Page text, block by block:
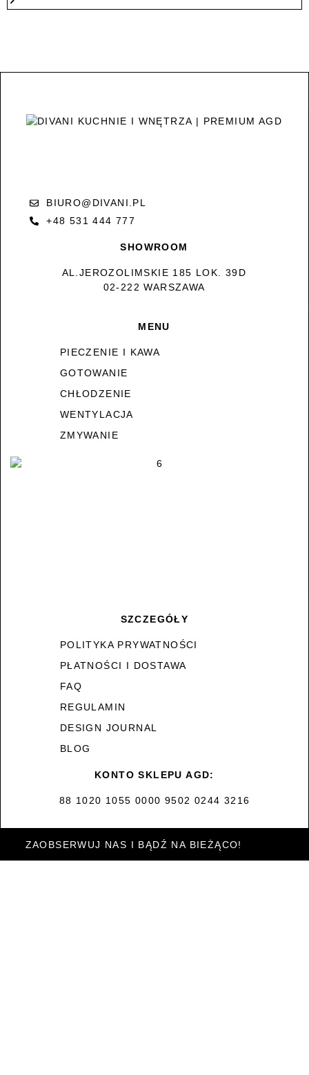
BIURO@DIVANI.PL
+48 531 444 777
SHOWROOM
AL.JEROZOLIMSKIE 185 LOK. 39D
02-222 WARSZAWA
MENU
PIECZENIE I KAWA
GOTOWANIE
CHŁODZENIE
WENTYLACJA
ZMYWANIE
SZCZEGÓŁY
POLITYKA PRYWATNOŚCI
PŁATNOŚCI I DOSTAWA
FAQ
REGULAMIN
DESIGN JOURNAL
BLOG
KONTO SKLEPU AGD:
88 1020 1055 0000 9502 0244 3216
ZAOBSERWUJ NAS I BĄDŹ NA BIEŻĄCO!